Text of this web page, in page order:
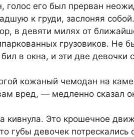
его был прерван
к груди, заслоняя
в девяти милях от
грузовиков. Не
в окна, и эти две девочки
кожаный чемодан на
вред, — медленно сказал
кивнула. Это крошечное
губы девочек потрескались